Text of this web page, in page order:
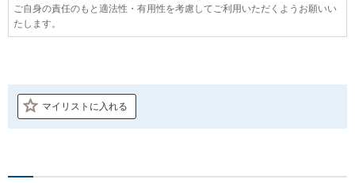
ご自身の責任のもと適法性・有用性を考慮してご利用いただくようお願いい
たします。
マイリストに入れる